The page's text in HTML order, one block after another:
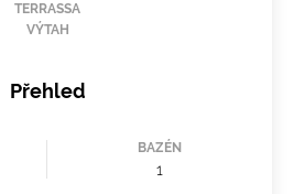
TERRASSA
VÝTAH
Přehled
BAZÉN
1